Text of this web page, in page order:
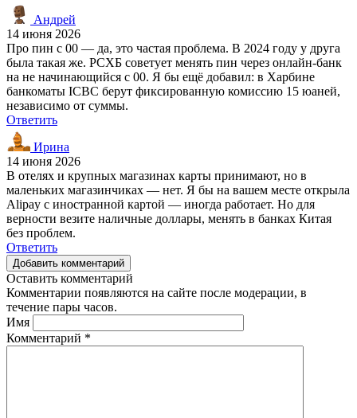
Андрей
14 июня 2026
Про пин с 00 — да, это частая проблема. В 2024 году у друга
была такая же. РСХБ советует менять пин через онлайн-банк
на не начинающийся с 00. Я бы ещё добавил: в Харбине
банкоматы ICBC берут фиксированную комиссию 15 юаней,
независимо от суммы.
Ответить
Ирина
14 июня 2026
В отелях и крупных магазинах карты принимают, но в
маленьких магазинчиках — нет. Я бы на вашем месте открыла
Alipay с иностранной картой — иногда работает. Но для
верности везите наличные доллары, менять в банках Китая
без проблем.
Ответить
Добавить комментарий
Оставить комментарий
Комментарии появляются на сайте после модерации, в
течение пары часов.
Имя
Комментарий *